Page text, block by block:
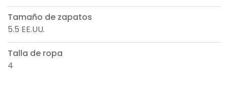
Tamaño de zapatos
5.5 EE.UU.
Talla de ropa
4